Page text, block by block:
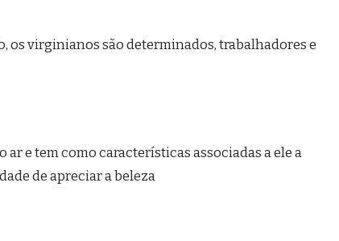
os virginianos são determinados, trabalhadores e
e tem como características associadas a ele a
de apreciar a beleza